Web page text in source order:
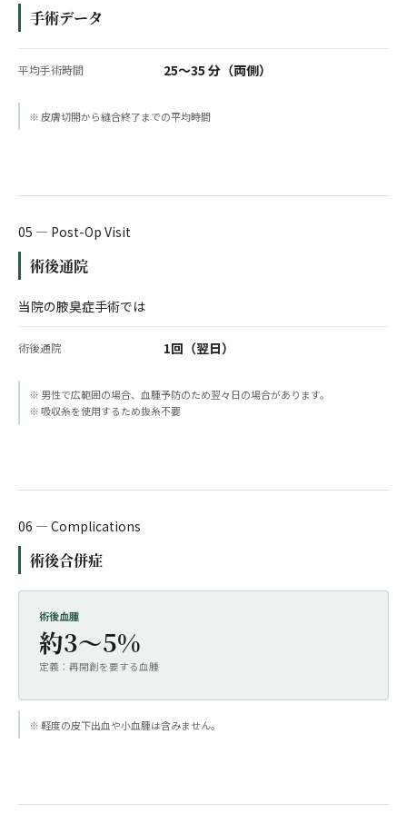
手術データ
平均手術時間 25〜35 分（両側）
※ 皮膚切開から縫合終了までの平均時間
05 — Post-Op Visit
術後通院
当院の腋臭症手術では
術後通院 1回（翌日）
※ 男性で広範囲の場合、血腫予防のため翌々日の場合があります。
※ 吸収糸を使用するため抜糸不要
06 — Complications
術後合併症
術後血腫
約3〜5%
定義：再開創を要する血腫
※ 軽度の皮下出血や小血腫は含みません。